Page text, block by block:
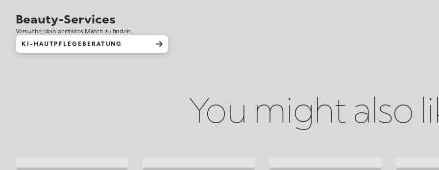
Beauty-Services
Versuche, dein perfektes Match zu finden
KI-HAUTPFLEGEBERATUNG
You might also